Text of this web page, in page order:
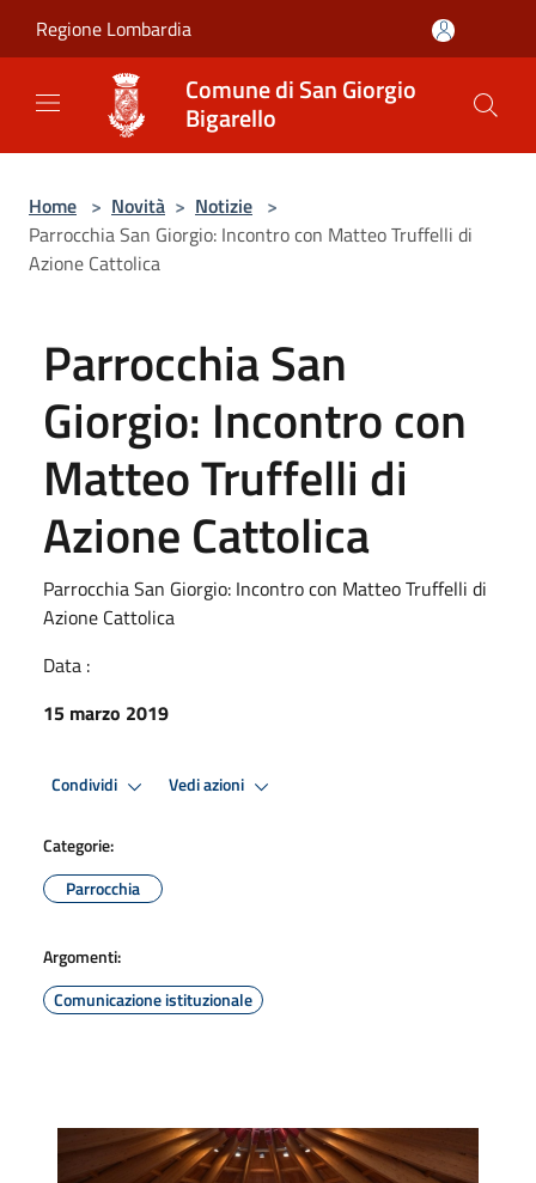
Regione Lombardia
Comune di San Giorgio
Bigarello
Home > Novità > Notizie >
Parrocchia San Giorgio: Incontro con Matteo Truffelli di
Azione Cattolica
Parrocchia San
Giorgio: Incontro con
Matteo Truffelli di
Azione Cattolica
Parrocchia San Giorgio: Incontro con Matteo Truffelli di
Azione Cattolica
Data :
15 marzo 2019
Condividi Vedi azioni
Categorie:
Parrocchia
Argomenti:
Comunicazione istituzionale